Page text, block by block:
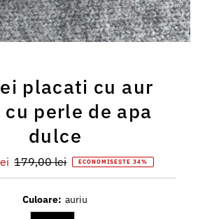
placati cu aur
perle de apa
dulce
Preț
întreg
179,00 lei ECONOMISEȘTE 34%
Culoare: auriu